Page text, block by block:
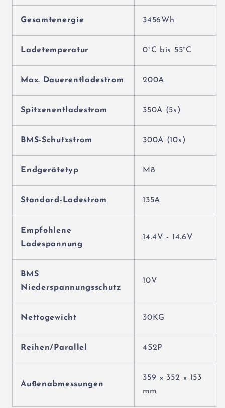
Gesamtenergie 3456Wh
Ladetemperatur 0°C bis 55°C
Max. Dauerentladestrom 200A
Spitzenentladestrom 350A (5s)
BMS-Schutzstrom 300A (10s)
Endgerätetyp M8
Standard-Ladestrom 135A
Empfohlene
Ladespannung
14.4V - 14.6V
BMS
Niederspannungsschutz
10V
Nettogewicht 30KG
Reihen/Parallel 4S2P
Außenabmessungen
359 × 352 × 153
mm